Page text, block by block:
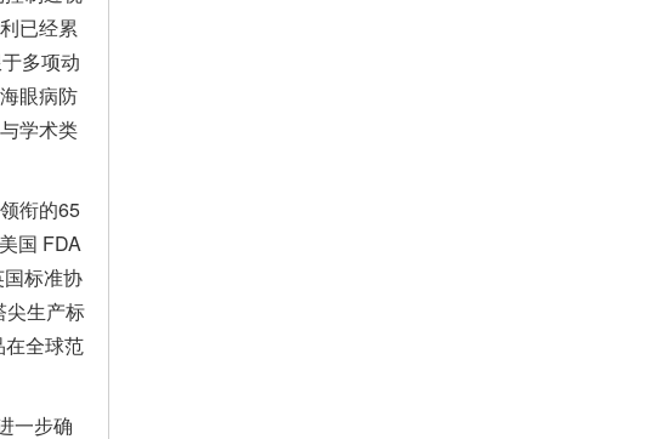
已经累
多项动
眼病防
学术类
衔的65
国 FDA
标准协
尖生产标
全球范
一步确